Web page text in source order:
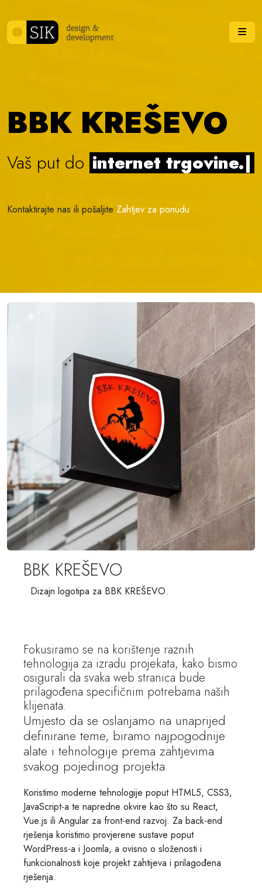
BBK KREŠEVO
Vaš put do internet trgovine.|
Kontaktirajte nas ili pošaljite Zahtjev za ponudu
BBK KREŠEVO
Dizajn logotipa za BBK KREŠEVO.
Fokusiramo se na korištenje raznih
tehnologija za izradu projekata, kako bismo
osigurali da svaka web stranica bude
prilagođena specifičnim potrebama naših
klijenata.
Umjesto da se oslanjamo na unaprijed
definirane teme, biramo najpogodnije
alate i tehnologije prema zahtjevima
svakog pojedinog projekta.
Koristimo moderne tehnologije poput HTML5, CSS3,
JavaScript-a te napredne okvire kao što su React,
Vue.js ili Angular za front-end razvoj. Za back-end
rješenja koristimo provjerene sustave poput
WordPress-a i Joomla, a ovisno o složenosti i
funkcionalnosti koje projekt zahtijeva i prilagođena
rješenja.